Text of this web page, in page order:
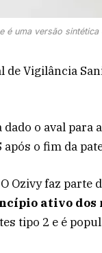
é uma versão
de Vigilância
dado o aval
o fim da
Ozivy faz parte
ativo dos
tipo 2 e é